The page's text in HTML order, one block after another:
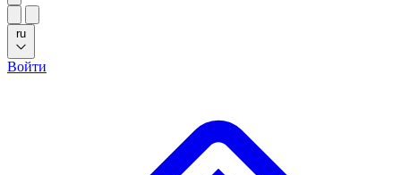
ru
Войти